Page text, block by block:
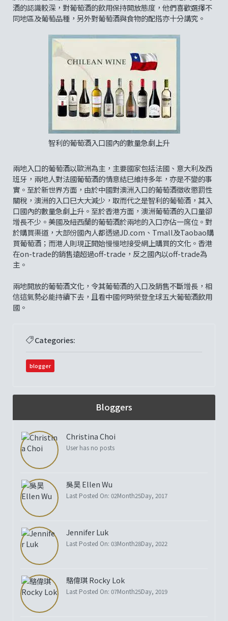
酒的認識較深，對葡萄酒的飲用保持開放態度，他們喜歡選擇不
同地區及葡萄品種，另外對葡萄酒與食物的配搭亦十分講究。
智利的葡萄酒入口國內的數量急劇上升
兩地入口的葡萄酒以歐洲為主，主要國家包括法國、意大利及西
班牙，兩地人對法國葡萄酒的情意結巳維持多年，亦是不變的事
實。至於新世界方面，由於中國對澳洲入口的葡萄酒徵收懲罰性
關稅，澳洲的入口巳大大減少，取而代之是智利的葡萄酒，其入
口國內的數量急劇上升。至於香港方面，澳洲葡萄酒的入口量卻
增長不少。美國及紐西蘭的葡萄酒於兩地的入口亦佔一席位。對
於購買渠道，大部份國內人都透過JD.com、Tmall及Taobao購
買葡萄酒；而港人則現正開始慢慢地接受網上購買的文化。香港
在on-trade的銷售遠超過off-trade，反之國內以off-trade為
主。
兩地開放的葡萄酒文化，令其葡萄酒的入口及銷售不斷增長，相
信這氣勢必能持續下去，且看中國何時榮登全球五大葡萄酒飲用
國。
Categories:
blogger
Bloggers
Christina Choi
User has no posts
吳昊 Ellen Wu
Last Posted On: 02Month25Day, 2017
Jennifer Luk
Last Posted On: 03Month28Day, 2022
駱偉琪 Rocky Lok
Last Posted On: 07Month25Day, 2019